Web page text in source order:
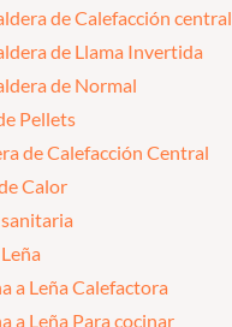
de Calefacción central
de Llama Invertida
de Normal
Pellets
de Calefacción Central
Calor
a Leña Calefactora
a Leña Para cocinar